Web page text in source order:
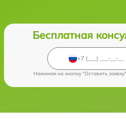
Бесплатная
Нажимая на кнопку "Оставить